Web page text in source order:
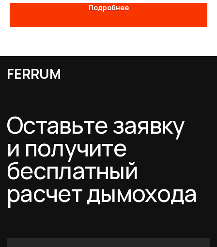
Подробнее
FERRUM
данных и даю согласие на обработку персональных данных в порядке и на
Оставить заявку
Покупателям
Каталог
Соглашение о cookies
Политика конфиденциальности